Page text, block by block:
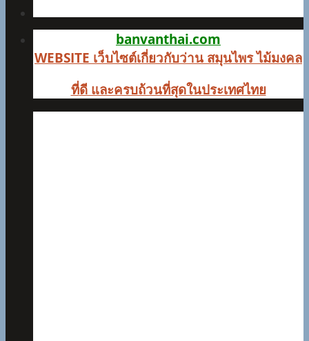
banvanthai.com
WEBSITE เว็บไซต์เกี่ยวกับว่าน สมุนไพร ไม้มงคล
ที่ดี และครบถ้วนที่สุดในประเทศไทย